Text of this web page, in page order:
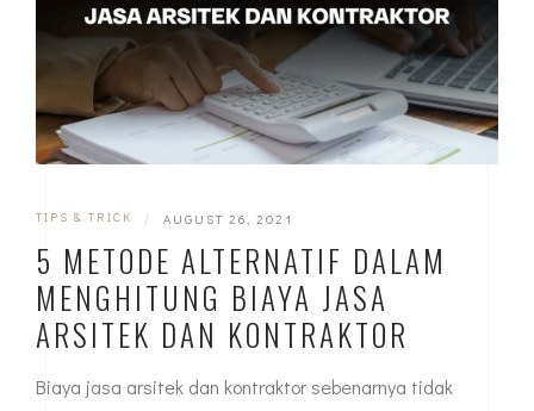
TIPS & TRICK | AUGUST 26, 2021
5 METODE ALTERNATIF DALAM
MENGHITUNG BIAYA JASA
ARSITEK DAN KONTRAKTOR
Biaya jasa arsitek dan kontraktor sebenarnya tidak